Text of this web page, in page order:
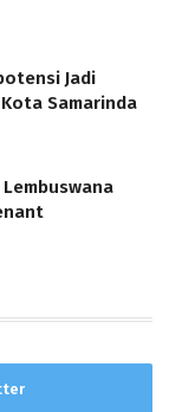
Jadi
Samarinda